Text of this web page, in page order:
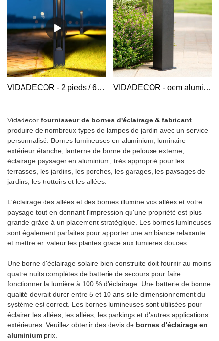
Vidadecor fournisseur de bornes d'éclairage & fabricant
produire de nombreux types de lampes de jardin avec un service
personnalisé. Bornes lumineuses en aluminium, luminaire
extérieur étanche, lanterne de borne de pelouse externe,
éclairage paysager en aluminium, très approprié pour les
terrasses, les jardins, les porches, les garages, les paysages de
jardins, les trottoirs et les allées.
L'éclairage des allées et des bornes illumine vos allées et votre
paysage tout en donnant l'impression qu'une propriété est plus
grande grâce à un placement stratégique. Les bornes lumineuses
sont également parfaites pour apporter une ambiance relaxante
et mettre en valeur les plantes grâce aux lumières douces.
Une borne d'éclairage solaire bien construite doit fournir au moins
quatre nuits complètes de batterie de secours pour faire
fonctionner la lumière à 100 % d'éclairage. Une batterie de bonne
qualité devrait durer entre 5 et 10 ans si le dimensionnement du
système est correct. Les bornes lumineuses sont utilisées pour
éclairer les allées, les allées, les parkings et d'autres applications
extérieures. Veuillez obtenir des devis de bornes d'éclairage en
aluminium prix.
VIDADECOR - 2 pieds / 60cm de hauteur 10w cylindrique étanche allée de paysage led borne extérieure voie cour pilier lumière borne lumineuse en aluminium VIDADECOR - oem aluminium 4000k 30w point culminant décoratif E27 extérieur led allée de jardin parc pelouse borne lumineuse borne lumineuse en aluminium